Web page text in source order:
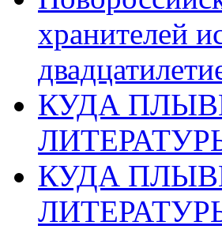
хранителей
КУДА
КУДА